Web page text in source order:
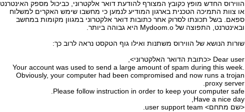
הווירוס החדש מופץ כקובץ המצורף להודעת דואר אלקטרוני, כביכול מספק האינטרנט
או צוות התמיכה הטכנית בארגון המודיע לנמען כי מחשבו שימש האקרים למשלוח
ספאם. בשל תכונתו לסרוק אחר כתובות דואר אלקטרוני במגוון מקומות במחשב
ובאינטרנט, התפוצה של Mydoom.o היא גבוהה ביותר.
שורות הנושא של הווירוס משתנות ואילו גוף הטקסט נראה לרוב כך:
Dear user <כתובת הדואר האלקטרוני>,
Your account was used to send a large amount of spam during this week.
Obviously, your computer had been compromised and now runs a trojan
proxy server.
Please follow instruction in order to keep your computer safe.
Have a nice day,
<שם מתחם> user support team.